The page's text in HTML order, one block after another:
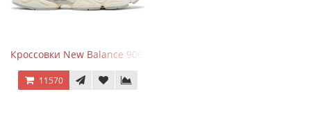
Кроссовки New Balance 9060 Quartz Grey
11570